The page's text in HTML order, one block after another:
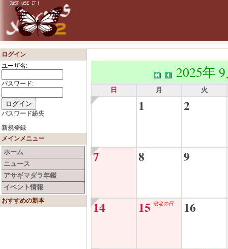
ログイン
ユーザ名:
パスワード:
パスワード紛失
新規登録
メインメニュー
ホーム
ニュース
アサギマダラ年鑑
イベント情報
おすすめの新本
2025年
日 月 火
1 2
7 8 9
14 15 敬老の日 16